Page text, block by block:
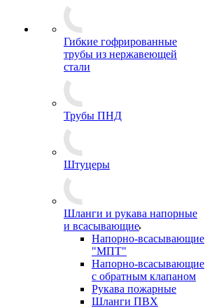
Гибкие гофрированные
трубы из нержавеющей
стали
Трубы ПНД
Штуцеры
Шланги и рукава напорные
и всасывающие
Напорно-всасывающие
"МПТ"
Напорно-всасывающие
с обратным клапаном
Рукава пожарные
Шланги ПВХ